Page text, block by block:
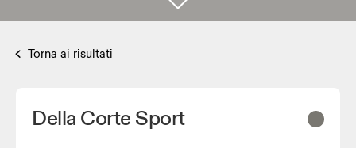
Torna ai risultati
Della Corte Sport